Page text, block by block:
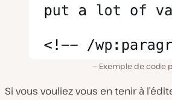
Exemple de code
Si vous vouliez vous en tenir à